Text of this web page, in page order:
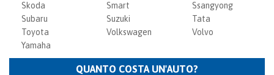
Skoda
Smart
Ssangyong
Subaru
Suzuki
Tata
Toyota
Volkswagen
Volvo
Yamaha
QUANTO COSTA UN'AUTO?